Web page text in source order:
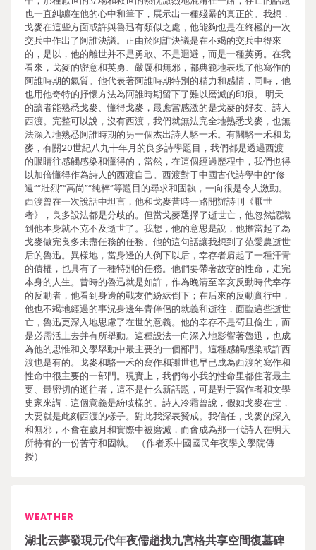
也一直糾纏在他的心中和筆下，展示出一種殘暴的真正的。我想，
戈麥在這些方面或許與魯迅有類似之處，他能夠也是在終極的一次
交兵中作出了阿誰決議。正由於阿誰決議是在不竭的交兵中得來
的，是以，他的離世并不是勇敢、不是迴避，而是一種英勇。在我
看來，戈麥的密意和英勇、嚴厲和無邪，都典範地表現了他寫作的
阿誰時期的氣質。他代表著阿誰時期特別的精力和感情，同時，他
也用他奇特的抒懷方法為阿誰時期留下了難以磨滅的印痕。 明天
的讀者能熟悉戈麥、懂得戈麥，最應當感激的是戈麥的好友、詩人
西渡。完整可以說，沒有西渡，我們就無法完全地熟悉戈麥，也無
法深入地熟悉阿誰時期的另一個杰出詩人駱一禾。有關駱一禾和戈
麥，有關20世紀八九十年月的良多詩學題目，我們都是透過西渡
的眼睛往感觸感染和懂得的，當然，在這個經過歷程中，我們也得
以加倍懂得作為詩人的西渡自己。西渡對于中國古代詩學中的“修
遠”“壯烈”“高尚”“純粹”等題目的尋求和固執，一向很是令人激動。
西渡曾在一次說話中坦言，他和戈麥昔時一路開辦詩刊《厭世
者》，良多設法都是分歧的。但當戈麥選擇了逝世亡，他忽然認識
到他本身就不克不及逝世了。我想，他的意思是說，他擔當起了為
戈麥做完良多未盡任務的任務。他的這句話讓我想到了范愛農逝世
后的魯迅。異樣地，當身邊的人倒下以后，幸存者肩起了一種汗青
的債權，也具有了一種特別的任務。他們要帶著故交的性命，走完
本身的人生。昔時的魯迅就是如許，作為晚清至辛亥反動時代幸存
的反動者，他看到身邊的戰友們紛紜倒下；在后來的反動實行中，
他也不竭地經過的事況身邊年青伴侶的就義和逝往，面臨這些逝世
亡，魯迅更深入地思慮了在世的意義。他的幸存不是茍且偷生，而
是必需活上去并有所舉動。這種設法一向深入地影響著魯迅，也成
為他的思惟和文學舉動中最主要的一個部門。這種感觸感染或許西
渡也是有的。戈麥和駱一禾的寫作和謝世也早已成為西渡的寫作和
性命中很主要的一部門。現實上，我們每小我的性命里都住著最主
要、最密切的逝往者，這不是什么新話題，可是對于寫作者和文學
史家來講，這個意義是紛歧樣的。詩人冷霜曾說，假如戈麥在世，
大要就是此刻西渡的樣子。對此我深表贊成。我信任，戈麥的深入
和無邪，不會在歲月和實際中被磨滅，而會成為那一代詩人在明天
所特有的一份苦守和固執。 （作者系中國國民年夜學文學院傳
授）
WEATHER
湖北云夢發現元代年夜儒趙找九宮格共享空間復墓碑